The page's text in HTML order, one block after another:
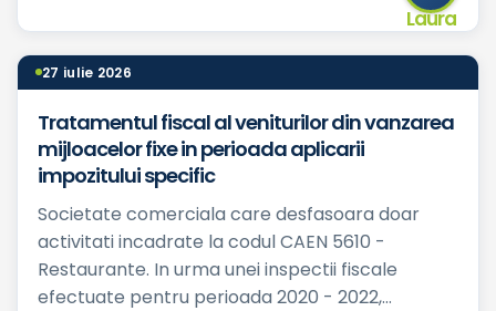
27 iulie 2026
Tratamentul fiscal al veniturilor din vanzarea
mijloacelor fixe in perioada aplicarii
impozitului specific
Societate comerciala care desfasoara doar
activitati incadrate la codul CAEN 5610 -
Restaurante. In urma unei inspectii fiscale
efectuate pentru perioada 2020 - 2022,